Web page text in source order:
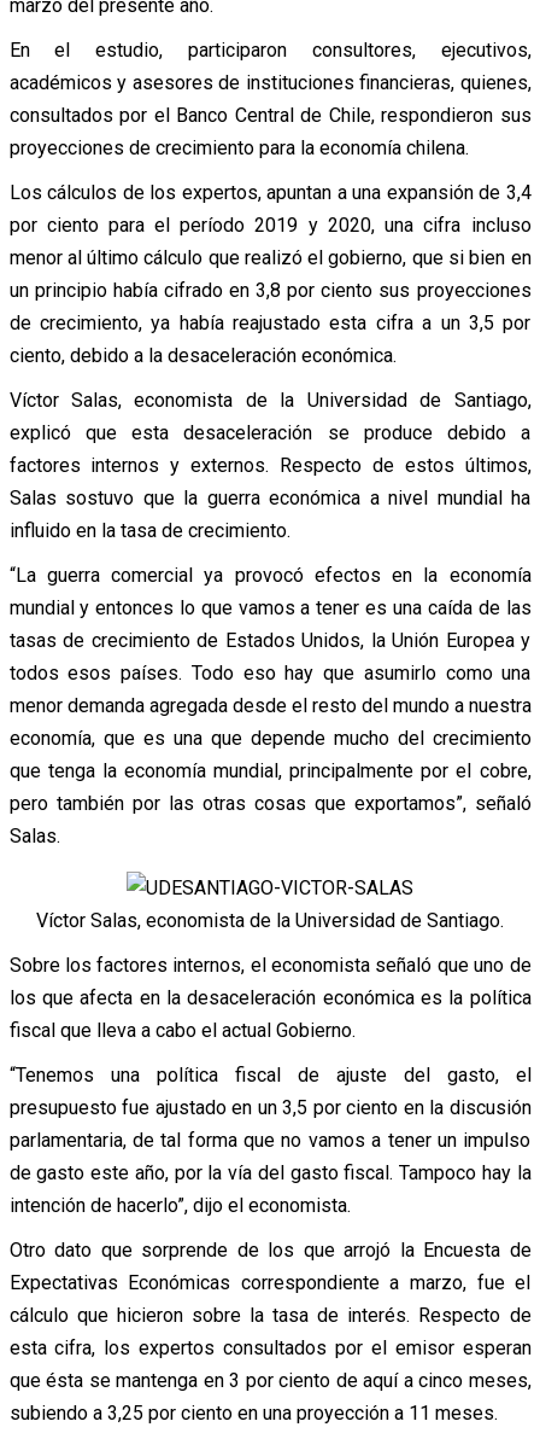
marzo del presente año.
En el estudio, participaron consultores, ejecutivos,
académicos y asesores de instituciones financieras, quienes,
consultados por el Banco Central de Chile, respondieron sus
proyecciones de crecimiento para la economía chilena.
Los cálculos de los expertos, apuntan a una expansión de 3,4
por ciento para el período 2019 y 2020, una cifra incluso
menor al último cálculo que realizó el gobierno, que si bien en
un principio había cifrado en 3,8 por ciento sus proyecciones
de crecimiento, ya había reajustado esta cifra a un 3,5 por
ciento, debido a la desaceleración económica.
Víctor Salas, economista de la Universidad de Santiago,
explicó que esta desaceleración se produce debido a
factores internos y externos. Respecto de estos últimos,
Salas sostuvo que la guerra económica a nivel mundial ha
influido en la tasa de crecimiento.
“La guerra comercial ya provocó efectos en la economía
mundial y entonces lo que vamos a tener es una caída de las
tasas de crecimiento de Estados Unidos, la Unión Europea y
todos esos países. Todo eso hay que asumirlo como una
menor demanda agregada desde el resto del mundo a nuestra
economía, que es una que depende mucho del crecimiento
que tenga la economía mundial, principalmente por el cobre,
pero también por las otras cosas que exportamos”, señaló
Salas.
Víctor Salas, economista de la Universidad de Santiago.
Sobre los factores internos, el economista señaló que uno de
los que afecta en la desaceleración económica es la política
fiscal que lleva a cabo el actual Gobierno.
“Tenemos una política fiscal de ajuste del gasto, el
presupuesto fue ajustado en un 3,5 por ciento en la discusión
parlamentaria, de tal forma que no vamos a tener un impulso
de gasto este año, por la vía del gasto fiscal. Tampoco hay la
intención de hacerlo”, dijo el economista.
Otro dato que sorprende de los que arrojó la Encuesta de
Expectativas Económicas correspondiente a marzo, fue el
cálculo que hicieron sobre la tasa de interés. Respecto de
esta cifra, los expertos consultados por el emisor esperan
que ésta se mantenga en 3 por ciento de aquí a cinco meses,
subiendo a 3,25 por ciento en una proyección a 11 meses.